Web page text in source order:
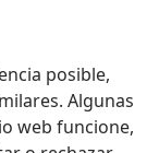
posible,
Algunas
web funcione,